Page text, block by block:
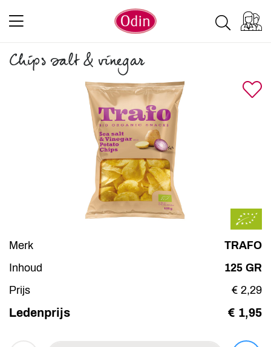
Chips salt & vinegar
Merk
TRAFO
Inhoud
125 GR
Prijs
€ 2,29
Ledenprijs € 1,95